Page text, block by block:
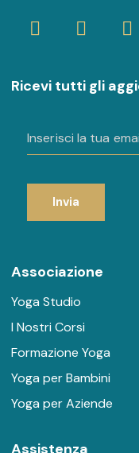
Ricevi tutti gli
Invia
Associazione
Yoga Studio
I Nostri Corsi
Formazione Yoga
Yoga per Bambini
Yoga per Aziende
Assistenza